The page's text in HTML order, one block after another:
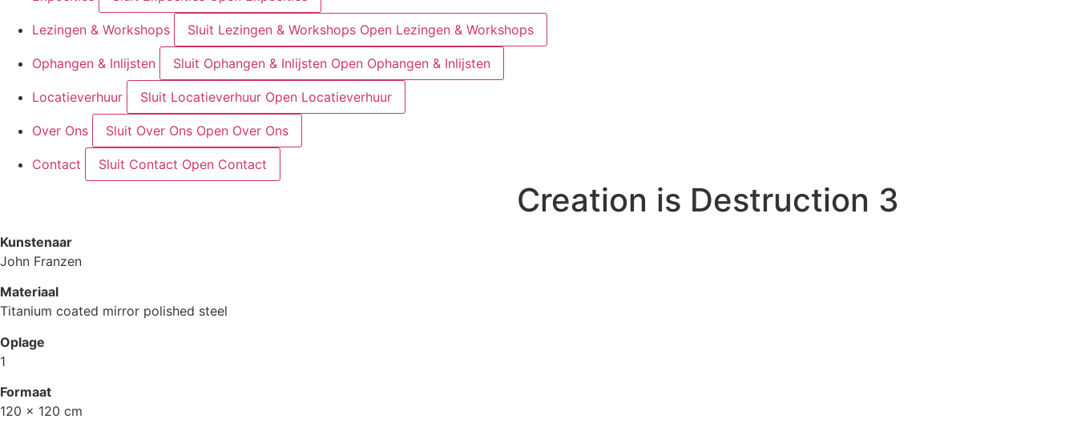
Lezingen & Workshops Sluit Lezingen & Workshops Open Lezingen & Workshops
Ophangen & Inlijsten Sluit Ophangen & Inlijsten Open Ophangen & Inlijsten
Locatieverhuur Sluit Locatieverhuur Open Locatieverhuur
Over Ons Sluit Over Ons Open Over Ons
Contact Sluit Contact Open Contact
Creation is Destruction 3
Kunstenaar
John Franzen
Materiaal
Titanium coated mirror polished steel
Oplage
1
Formaat
120 x 120 cm